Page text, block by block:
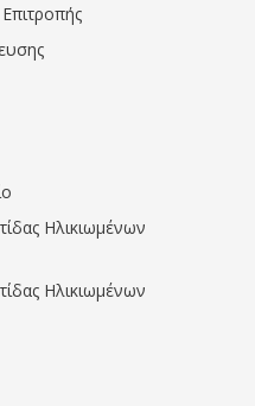
Ηλικιωμένων
Ηλικιωμένων